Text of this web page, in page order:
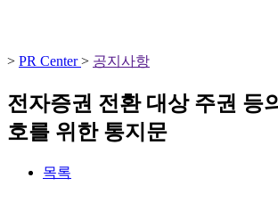
> PR Center> 공지사항
전자증권 전환 대상 주권 등
호를 위한 통지문
목록